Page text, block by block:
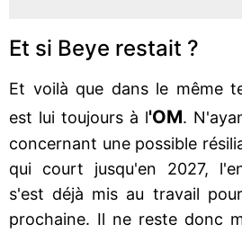
Et si Beye restait ?
Et voilà que dans le même
est lui toujours à l'OM.
concernant une possible
qui court jusqu'en 2027,
s'est déjà mis au travail
prochaine. Il ne reste donc